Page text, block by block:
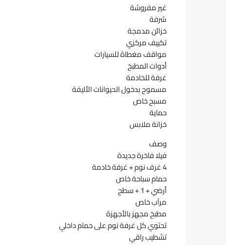
غير مفروشة
شرفة
خزائن مدمجة
تكييف مركزي
مواقف مغطاة للسيارات
أدوات المطبخ
غرفة للخادمة
مسموح بدخول الحيوانات الأليفة
مسبح خاص
حماية
خزانة ملابس
وصف
فيلا فاخرة جديدة
4 غرف نوم + غرفة خادمة
حمام سباحة خاص
أرضي + 1 + سطح
مرآب خاص
مطبخ مجهز بالأجهزة
تحتوي كل غرفة نوم على حمام داخلي
تشطيب راقي